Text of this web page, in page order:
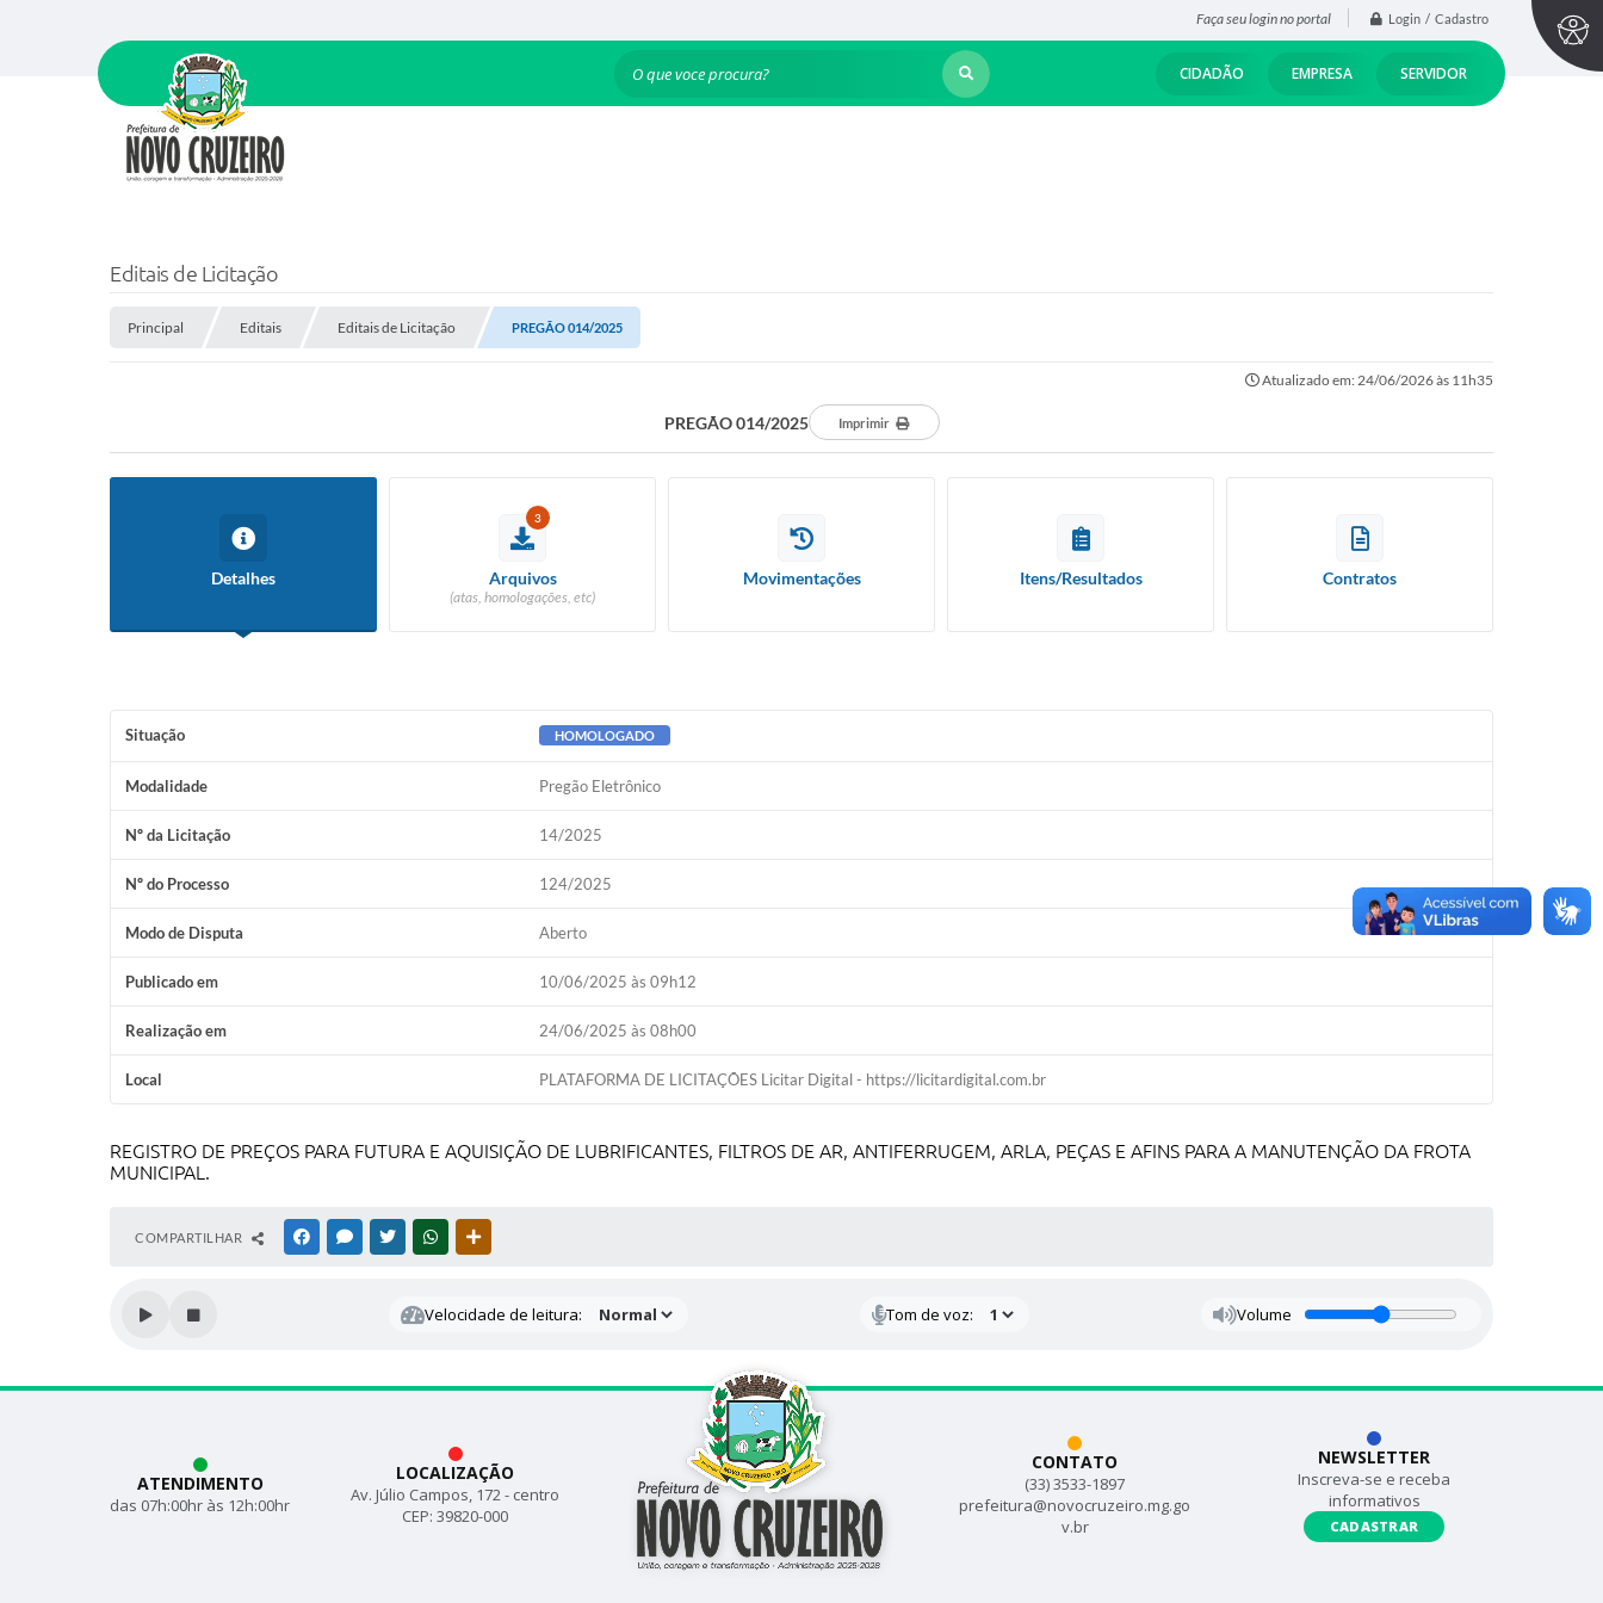
Faça seu login no portal Login / Cadastro
O que voce procura? CIDADÃO EMPRESA SERVIDOR
Editais de Licitação
Principal Editais Editais de Licitação PREGÃO 014/2025
Atualizado em: 24/06/2026 às 11h35
PREGÃO 014/2025 Imprimir
Detalhes
3
Arquivos
(atas, homologações, etc)
Movimentações Itens/Resultados Contratos
Situação HOMOLOGADO
Modalidade Pregão Eletrônico
Nº da Licitação 14/2025
Nº do Processo 124/2025
Modo de Disputa Aberto
Publicado em 10/06/2025 às 09h12
Realização em 24/06/2025 às 08h00
Local PLATAFORMA DE LICITAÇÕES Licitar Digital - https://licitardigital.com.br
REGISTRO DE PREÇOS PARA FUTURA E AQUISIÇÃO DE LUBRIFICANTES, FILTROS DE AR, ANTIFERRUGEM, ARLA, PEÇAS E AFINS PARA A MANUTENÇÃO DA FROTA
MUNICIPAL.
COMPARTILHAR FACEBOOKMESSENGER
TWITTERWHATSAPP
Velocidade de leitura: Tom de voz: Volume
LOCALIZAÇÃO
Av. Júlio Campos, 172 - centro
CEP: 39820-000
CONTATO
(33) 3533-1897
prefeitura@novocruzeiro.mg.go
v.br
ATENDIMENTO
das 07h:00hr às 12h:00hr
NEWSLETTER
Inscreva-se e receba
informativos
CADASTRAR